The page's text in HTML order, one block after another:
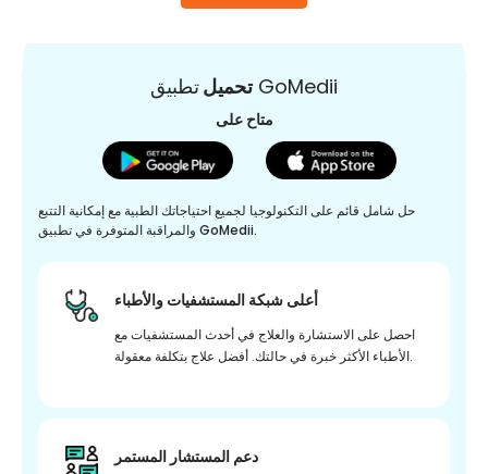
تحميلتطبيق GoMedii
متاح على
حل شامل قائم على التكنولوجيا لجميع احتياجاتك الطبية مع إمكانية التتبع
والمراقبة المتوفرة في تطبيق GoMedii.
أعلى شبكة المستشفيات والأطباء
احصل على الاستشارة والعلاج في أحدث المستشفيات مع
الأطباء الأكثر خبرة في حالتك. أفضل علاج بتكلفة معقولة.
دعم المستشار المستمر